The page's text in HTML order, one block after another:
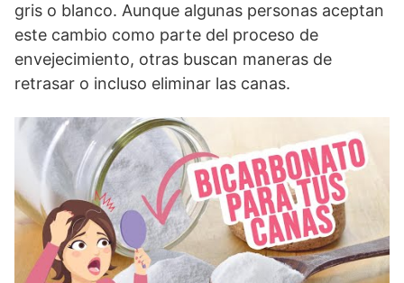
gris o blanco. Aunque algunas personas aceptan
este cambio como parte del proceso de
envejecimiento, otras buscan maneras de
retrasar o incluso eliminar las canas.